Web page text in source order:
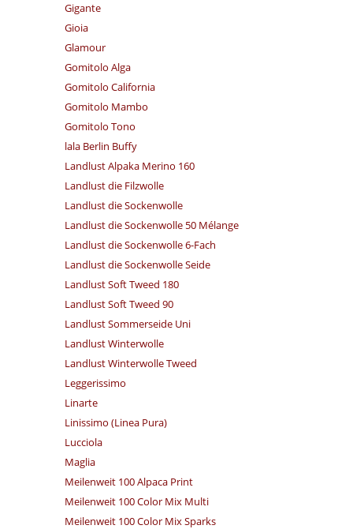
Gigante
Gioia
Glamour
Gomitolo Alga
Gomitolo California
Gomitolo Mambo
Gomitolo Tono
lala Berlin Buffy
Landlust Alpaka Merino 160
Landlust die Filzwolle
Landlust die Sockenwolle
Landlust die Sockenwolle 50 Mélange
Landlust die Sockenwolle 6-Fach
Landlust die Sockenwolle Seide
Landlust Soft Tweed 180
Landlust Soft Tweed 90
Landlust Sommerseide Uni
Landlust Winterwolle
Landlust Winterwolle Tweed
Leggerissimo
Linarte
Linissimo (Linea Pura)
Lucciola
Maglia
Meilenweit 100 Alpaca Print
Meilenweit 100 Color Mix Multi
Meilenweit 100 Color Mix Sparks